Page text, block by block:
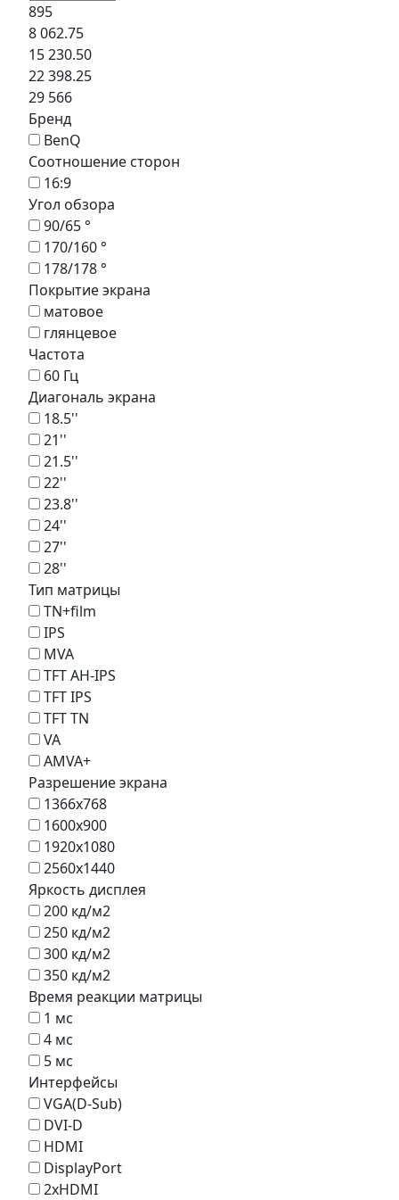
895
8 062.75
15 230.50
22 398.25
29 566
Бренд
BenQ
Соотношение сторон
16:9
Угол обзора
90/65 °
170/160 °
178/178 °
Покрытие экрана
матовое
глянцевое
Частота
60 Гц
Диагональ экрана
18.5''
21''
21.5''
22''
23.8''
24''
27''
28''
Тип матрицы
TN+film
IPS
MVA
TFT AH-IPS
TFT IPS
TFT TN
VA
AMVA+
Разрешение экрана
1366х768
1600x900
1920х1080
2560x1440
Яркость дисплея
200 кд/м2
250 кд/м2
300 кд/м2
350 кд/м2
Время реакции матрицы
1 мс
4 мс
5 мс
Интерфейсы
VGA(D-Sub)
DVI-D
HDMI
DisplayPort
2xHDMI